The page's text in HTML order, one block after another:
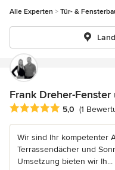
Alle Experten Tür- &
Frank Dreher-Fenster
Durchschnittliche
5,0 (1
Wir sind Ihr kompetenter
Terrassendächer und
Umsetzung bieten wir Ih...